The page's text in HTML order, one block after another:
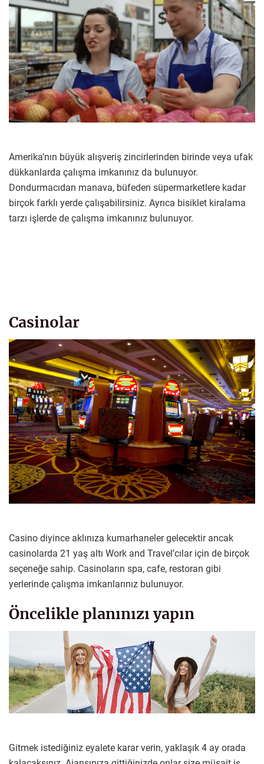
Amerika’nın büyük alışveriş zincirlerinden birinde veya ufak
dükkanlarda çalışma imkanınız da bulunuyor.
Dondurmacıdan manava, büfeden süpermarketlere kadar
birçok farklı yerde çalışabilirsiniz. Ayrıca bisiklet kiralama
tarzı işlerde de çalışma imkanınız bulunuyor.
Casinolar
Casino diyince aklınıza kumarhaneler gelecektir ancak
casinolarda 21 yaş altı Work and Travel’cılar için de birçok
seçeneğe sahip. Casinoların spa, cafe, restoran gibi
yerlerinde çalışma imkanlarınız bulunuyor.
Öncelikle planınızı yapın
Gitmek istediğiniz eyalete karar verin, yaklaşık 4 ay orada